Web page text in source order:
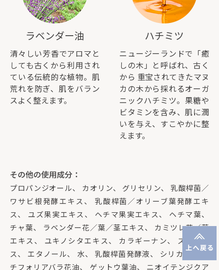
ラベンダー油
清々しい芳香でアロマと
しても古くから利用され
ている伝統的な植物。肌
荒れを防ぎ、肌をバラン
スよく整えます。
ハチミツ
ニュージーランドで「癒
しの木」と呼ばれ、古く
から 重宝されてきたマヌ
カの木から採れるオーガ
ニックハチミツ。果糖や
ビタミンを含み、肌に潤
いを与え、すこやかに整
えます。
その他の使用成分：
プロパンジオール、 カオリン、 グリセリン、 乳酸桿菌／
ワサビ根発酵エキス、 乳酸桿菌／オリーブ葉発酵エキ
ス、 ユズ果実エキス、 ヘチマ果実エキス、 ヘチマ葉、
チャ葉、 ラベンダー花／葉／茎エキス、 カミツレ花／葉
エキス、 ユキノシタエキス、 カラギーナン、 スクロー
ス、 エタノール、 水、 乳酸桿菌発酵液、 シリカ、 セン
チフォリアバラ花油、 ゲットウ葉油、 ニオイテンジクア